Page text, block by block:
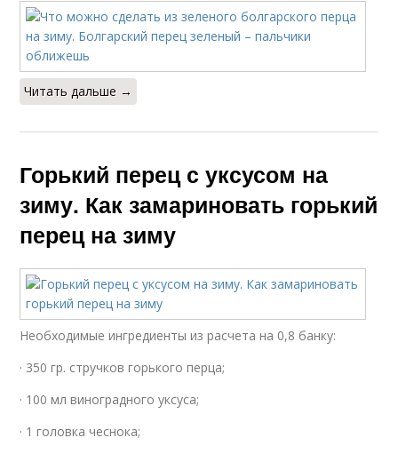
Читать дальше →
Горький перец с уксусом на
зиму. Как замариновать горький
перец на зиму
Необходимые ингредиенты из расчета на 0,8 банку:
· 350 гр. стручков горького перца;
· 100 мл виноградного уксуса;
· 1 головка чеснока;